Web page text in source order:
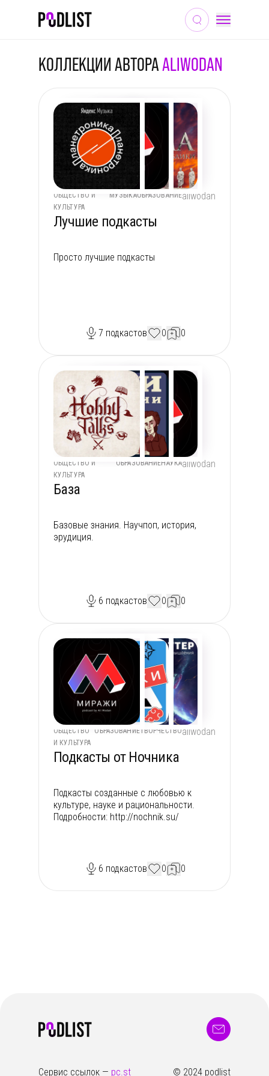
КОЛЛЕКЦИИ АВТОРАALIWODAN
ОБЩЕСТВО И
КУЛЬТУРА
МУЗЫКАОБРАЗОВАНИЕ
Лучшие подкасты
aliwodan
Просто лучшие подкасты
7 подкастов 0 0
ОБЩЕСТВО И
КУЛЬТУРА
ОБРАЗОВАНИЕНАУКА
База
aliwodan
Базовые знания. Научпоп, история,
эрудиция.
6 подкастов 0 0
ОБЩЕСТВО
И КУЛЬТУРА
ОБРАЗОВАНИЕТВОРЧЕСТВО
Подкасты от Ночника
aliwodan
Подкасты созданные с любовью к
культуре, науке и рациональности.
Подробности: http://nochnik.su/
6 подкастов 0 0
Сервис ссылок — pc.st © 2024 podlist